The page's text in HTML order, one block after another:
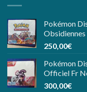
Pokémon
250,00€
Pokémon
Officiel Fr
300,00€